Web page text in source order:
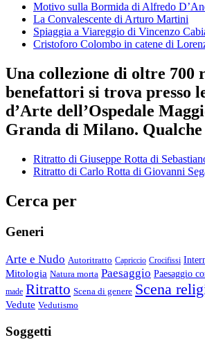
Motivo sulla Bormida di Alfredo
La Convalescente di Arturo Martini
Spiaggia a Viareggio di Vincenzo
Cristoforo Colombo in catene di
Una collezione di oltre
benefattori si trova presso
d’Arte dell’Ospedale
Granda di Milano. Qualche
Ritratto di Giuseppe Rotta di
Ritratto di Carlo Rotta di Giovanni
Cerca per
Generi
Arte e Nudo Autoritratto Capriccio Crocifissi
Mitologia Natura morta Paesaggio Paesaggio
made Ritratto Scena di genere Scena
Vedute Vedutismo
Soggetti